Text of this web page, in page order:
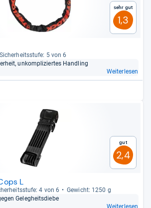
Sehr gut
1,3
Sicher­heits­stufe: 5 von 6
unkom­pli­zier­tes Hand­ling
Weiterlesen
Gut
2,4
L
4 von 6
Gewicht: 1250 g
Geleg­heits­diebe
Weiterlesen